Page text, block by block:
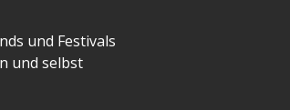
und Festivals
und selbst